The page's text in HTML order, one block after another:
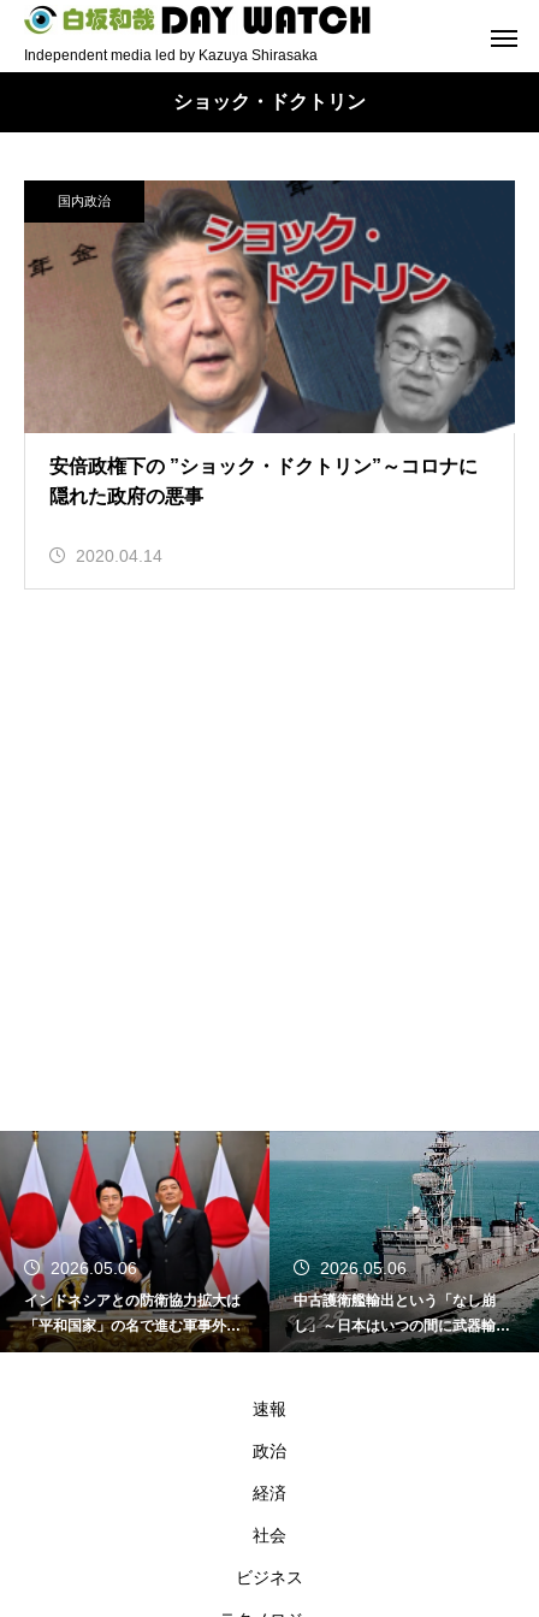
Independent media led by Kazuya Shirasaka
ショック・ドクトリン
国内政治
安倍政権下の ”ショック・ドクトリン”～コロナに
隠れた政府の悪事
2020.04.14
2026.05.06
インドネシアとの防衛協力拡大は
「平和国家」の名で進む軍事外交
である
2026.05.06
中古護衛艦輸出という「なし崩
し」～日本はいつの間に武器輸出
国家になったのか～
速報
政治
経済
社会
ビジネス